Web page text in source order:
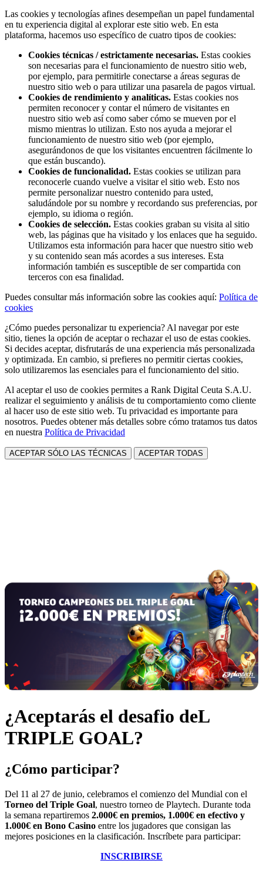
Las cookies y tecnologías afines desempeñan un papel fundamental
en tu experiencia digital al explorar este sitio web. En esta
plataforma, hacemos uso específico de cuatro tipos de cookies:
Cookies técnicas / estrictamente necesarias. Estas cookies
son necesarias para el funcionamiento de nuestro sitio web,
por ejemplo, para permitirle conectarse a áreas seguras de
nuestro sitio web o para utilizar una pasarela de pagos virtual.
Cookies de rendimiento y analíticas. Estas cookies nos
permiten reconocer y contar el número de visitantes en
nuestro sitio web así como saber cómo se mueven por el
mismo mientras lo utilizan. Esto nos ayuda a mejorar el
funcionamiento de nuestro sitio web (por ejemplo,
asegurándonos de que los visitantes encuentren fácilmente lo
que están buscando).
Cookies de funcionalidad. Estas cookies se utilizan para
reconocerle cuando vuelve a visitar el sitio web. Esto nos
permite personalizar nuestro contenido para usted,
saludándole por su nombre y recordando sus preferencias, por
ejemplo, su idioma o región.
Cookies de selección. Estas cookies graban su visita al sitio
web, las páginas que ha visitado y los enlaces que ha seguido.
Utilizamos esta información para hacer que nuestro sitio web
y su contenido sean más acordes a sus intereses. Esta
información también es susceptible de ser compartida con
terceros con esa finalidad.
Puedes consultar más información sobre las cookies aquí: Política de
cookies
¿Cómo puedes personalizar tu experiencia? Al navegar por este
sitio, tienes la opción de aceptar o rechazar el uso de estas cookies.
Si decides aceptar, disfrutarás de una experiencia más personalizada
y optimizada. En cambio, si prefieres no permitir ciertas cookies,
solo utilizaremos las esenciales para el funcionamiento del sitio.
Al aceptar el uso de cookies permites a Rank Digital Ceuta S.A.U.
realizar el seguimiento y análisis de tu comportamiento como cliente
al hacer uso de este sitio web. Tu privacidad es importante para
nosotros. Puedes obtener más detalles sobre cómo tratamos tus datos
en nuestra Política de Privacidad
ACEPTAR SÓLO LAS TÉCNICAS ACEPTAR TODAS
¿Aceptarás el desafio deL
TRIPLE GOAL?
¿Cómo participar?
Del 11 al 27 de junio, celebramos el comienzo del Mundial con el
Torneo del Triple Goal, nuestro torneo de Playtech. Durante toda
la semana repartiremos 2.000€ en premios, 1.000€ en efectivo y
1.000€ en Bono Casino entre los jugadores que consigan las
mejores posiciones en la clasificación. Inscríbete para participar:
INSCRIBIRSE